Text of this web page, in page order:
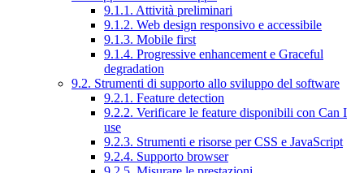
9.1.1. Attività preliminari
9.1.2. Web design responsivo e accessibile
9.1.3. Mobile first
9.1.4. Progressive enhancement e Graceful
degradation
9.2. Strumenti di supporto allo sviluppo del software
9.2.1. Feature detection
9.2.2. Verificare le feature disponibili con Can I
use
9.2.3. Strumenti e risorse per CSS e JavaScript
9.2.4. Supporto browser